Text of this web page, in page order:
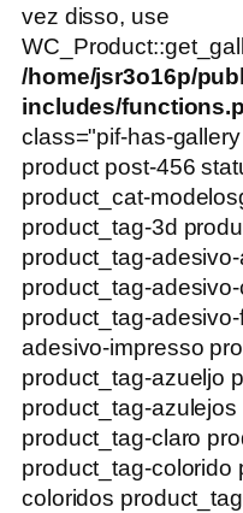
vez disso, use
/home/jsr3o16p/
includes/
class="pif-has-
product post-456
product_cat-
product_tag-3d
product_tag-
product_tag-
product_tag-
adesivo-impresso
product_tag-azueljo
product_tag-
product_tag-claro
product_tag-colorido
coloridos